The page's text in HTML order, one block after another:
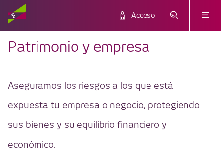
Acceso
Patrimonio y empresa
Aseguramos los riesgos a los que está
expuesta tu empresa o negocio, protegiendo
sus bienes y su equilibrio financiero y
económico.